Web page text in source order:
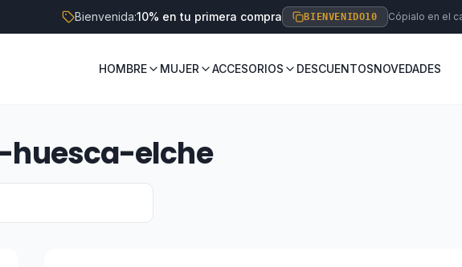
Bienvenida:10% en tu primera compra BIENVENIDO10 Cópialo en el
HOMBRE MUJER ACCESORIOS DESCUENTOSNOVEDADES
huesca-elche